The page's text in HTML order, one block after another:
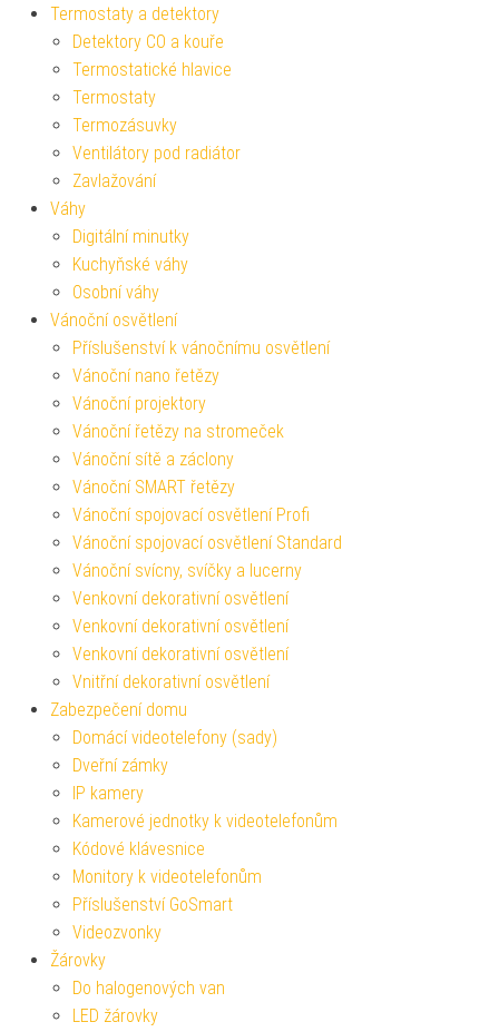
Termostaty a detektory
Detektory CO a kouře
Termostatické hlavice
Termostaty
Termozásuvky
Ventilátory pod radiátor
Zavlažování
Váhy
Digitální minutky
Kuchyňské váhy
Osobní váhy
Vánoční osvětlení
Příslušenství k vánočnímu osvětlení
Vánoční nano řetězy
Vánoční projektory
Vánoční řetězy na stromeček
Vánoční sítě a záclony
Vánoční SMART řetězy
Vánoční spojovací osvětlení Profi
Vánoční spojovací osvětlení Standard
Vánoční svícny, svíčky a lucerny
Venkovní dekorativní osvětlení
Venkovní dekorativní osvětlení
Venkovní dekorativní osvětlení
Vnitřní dekorativní osvětlení
Zabezpečení domu
Domácí videotelefony (sady)
Dveřní zámky
IP kamery
Kamerové jednotky k videotelefonům
Kódové klávesnice
Monitory k videotelefonům
Příslušenství GoSmart
Videozvonky
Žárovky
Do halogenových van
LED žárovky